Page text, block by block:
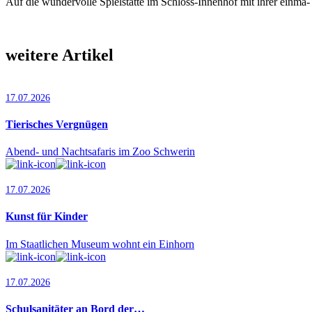
weitere Artikel
17.07.2026
Tierisches Vergnügen
Abend- und Nachtsafaris im Zoo Schwerin
17.07.2026
Kunst für Kinder
Im Staatlichen Museum wohnt ein Einhorn
17.07.2026
Schulsanitäter an Bord der…